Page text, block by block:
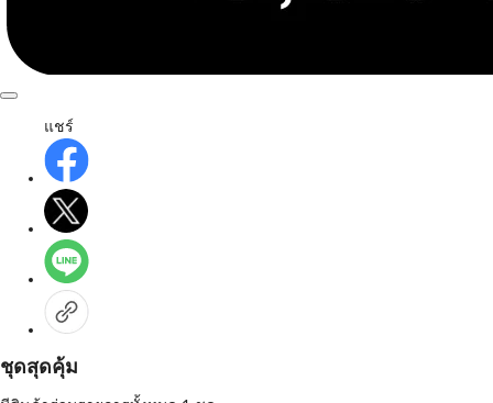
แชร์
ชุดสุดคุ้ม